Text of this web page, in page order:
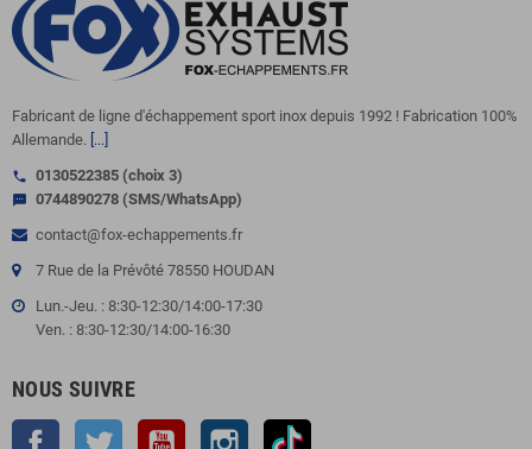
Fabricant de ligne d'échappement sport inox depuis 1992 ! Fabrication 100%
Allemande. [...]
call 0130522385 (choix 3)
sms
0744890278 (SMS/WhatsApp)
contact@fox-echappements.fr
7 Rue de la Prévôté 78550 HOUDAN
Lun.-Jeu. : 8:30-12:30/14:00-17:30
Ven. : 8:30-12:30/14:00-16:30
NOUS SUIVRE
Facebook Twitter YouTube Instagram